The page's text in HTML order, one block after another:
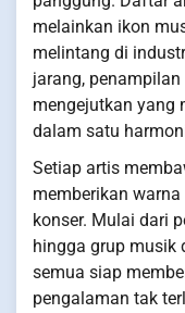
melainkan ikon
melintang di
jarang,
mengejutkan yang
dalam satu
Setiap artis
memberikan
konser. Mulai dari
hingga grup musik
semua siap
pengalaman tak